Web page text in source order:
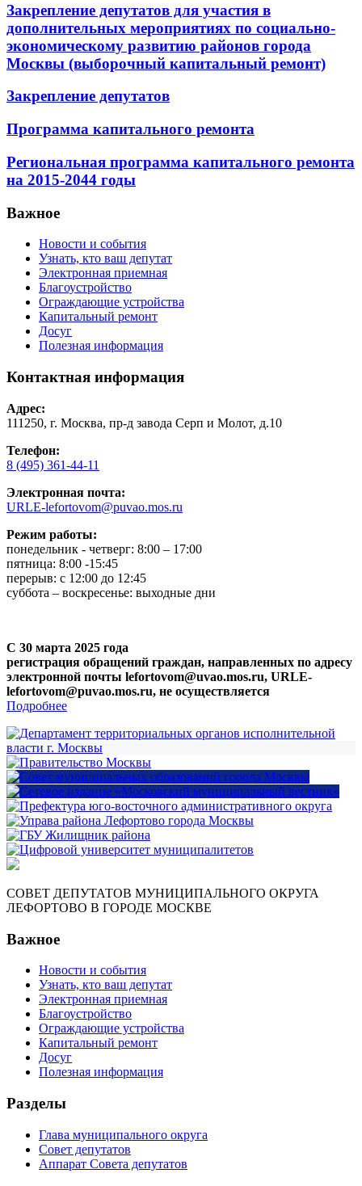
Закрепление депутатов для участия в
дополнительных мероприятиях по социально-
экономическому развитию районов города
Москвы (выборочный капитальный ремонт)
Закрепление депутатов
Программа капитального ремонта
Региональная программа капитального ремонта
на 2015-2044 годы
Важное
Новости и события
Узнать, кто ваш депутат
Электронная приемная
Благоустройство
Ограждающие устройства
Капитальный ремонт
Досуг
Полезная информация
Контактная информация
Адрес:
111250, г. Москва, пр-д завода Серп и Молот, д.10
Телефон:
8 (495) 361-44-11
Электронная почта:
URLE-lefortovom@puvao.mos.ru
Режим работы:
понедельник - четверг: 8:00 – 17:00
пятница: 8:00 -15:45
перерыв: с 12:00 до 12:45
суббота – воскресенье: выходные дни
С 30 марта 2025 года
регистрация обращений граждан, направленных по адресу
электронной почты lefortovom@uvao.mos.ru, URLE-
lefortovom@puvao.mos.ru, не осуществляется
Подробнее
СОВЕТ ДЕПУТАТОВ МУНИЦИПАЛЬНОГО ОКРУГА
ЛЕФОРТОВО В ГОРОДЕ МОСКВЕ
Важное
Новости и события
Узнать, кто ваш депутат
Электронная приемная
Благоустройство
Ограждающие устройства
Капитальный ремонт
Досуг
Полезная информация
Разделы
Глава муниципального округа
Совет депутатов
Аппарат Совета депутатов